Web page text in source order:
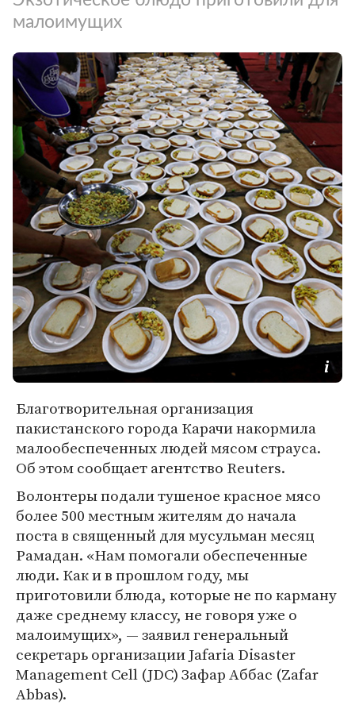
малоимущих
Благотворительная организация
пакистанского города Карачи накормила
малообеспеченных людей мясом страуса.
Об этом сообщает агентство Reuters.
Волонтеры подали тушеное красное мясо
более 500 местным жителям до начала
поста в священный для мусульман месяц
Рамадан. «Нам помогали обеспеченные
люди. Как и в прошлом году, мы
приготовили блюда, которые не по карману
даже среднему классу, не говоря уже о
малоимущих», — заявил генеральный
секретарь организации Jafaria Disaster
Management Cell (JDC) Зафар Аббас (Zafar
Abbas).